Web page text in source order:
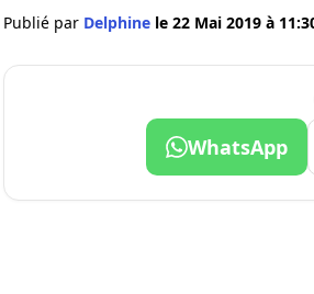
Publié par Delphine le 22 Mai 2019 à
WhatsApp